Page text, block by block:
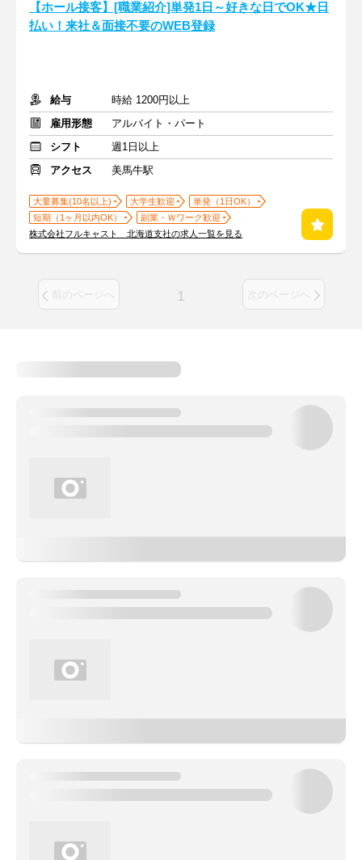
【ホール接客】[職業紹介]単発1日～好きな日でOK★日
払い！来社＆面接不要のWEB登録
給与
時給 1200円以上
雇用形態
アルバイト・パート
シフト
週1日以上
アクセス
美馬牛駅
大量募集(10名以上) 大学生歓迎
単発（1日OK）
短期（1ヶ月以内OK）
副業・Ｗワーク歓迎
株式会社フルキャスト 北海道支社の求人一覧を見る
前のページへ 1 次のページへ